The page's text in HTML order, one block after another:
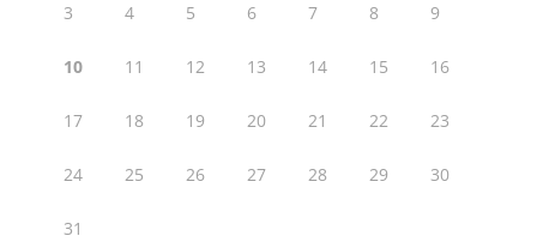
3 4 5 6 7 8 9
10 11 12 13 14 15 16
17 18 19 20 21 22 23
24 25 26 27 28 29 30
31